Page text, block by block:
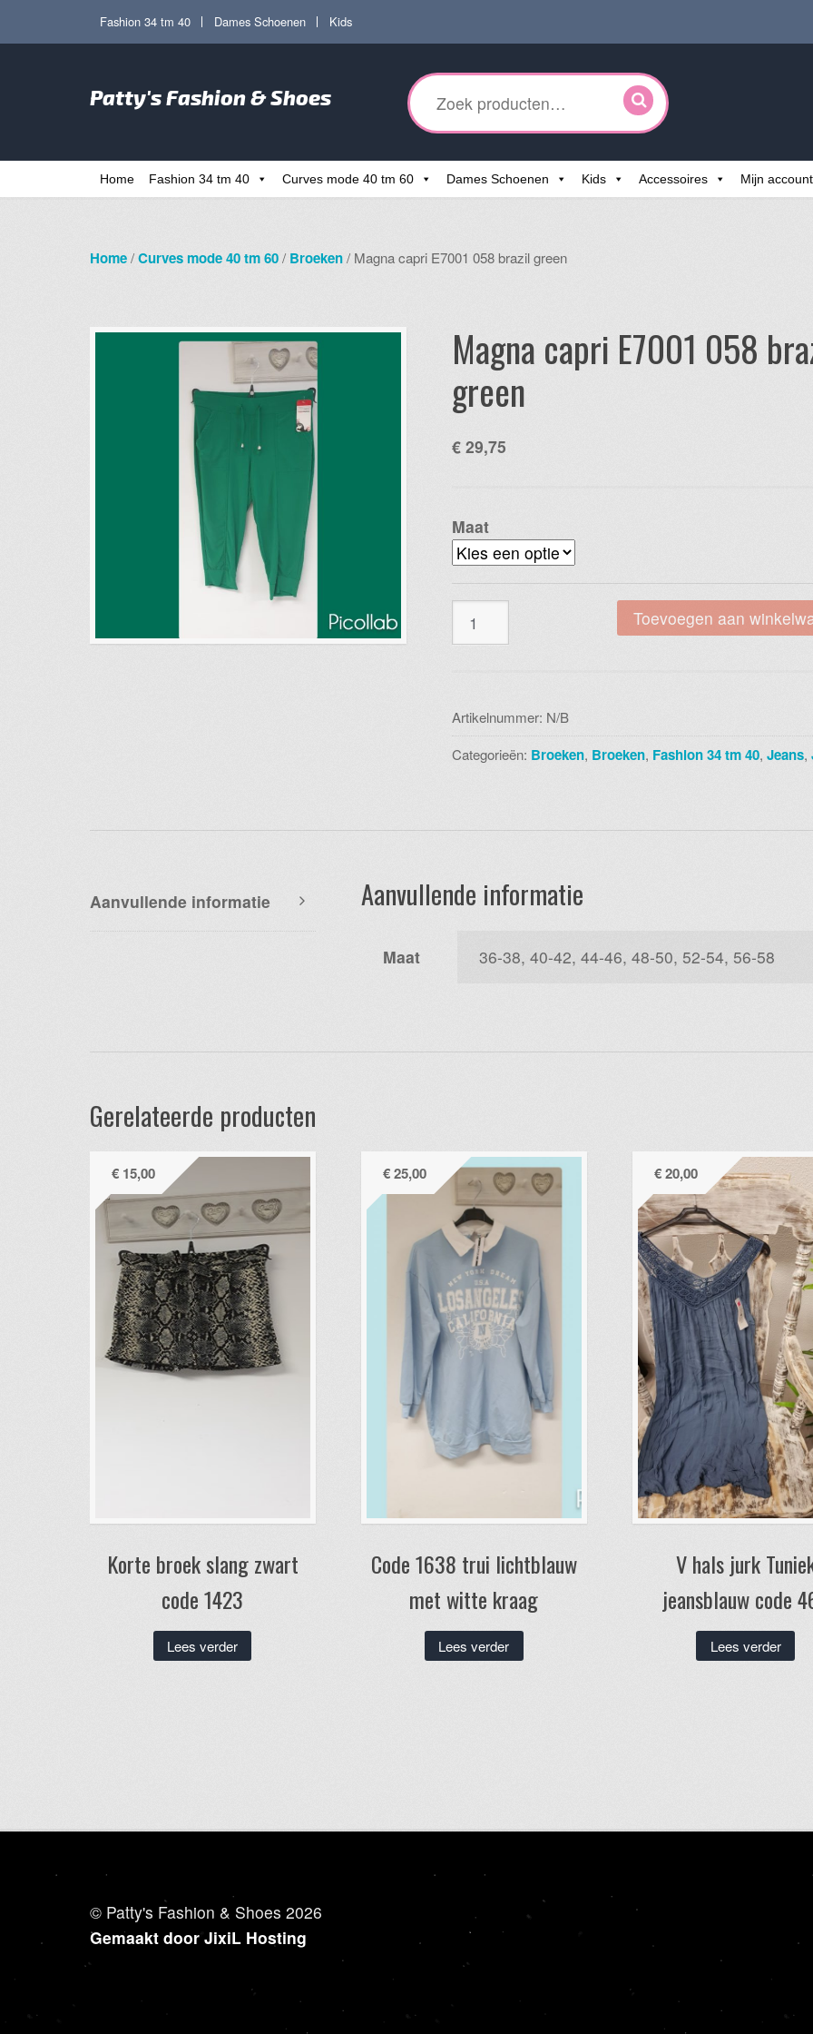
Ga
navigatie
Ga
de
inhoud
Fashion 34 tm 40 Dames Schoenen Kids
Patty's Fashion & Shoes
Zoeken
naar:
Home Fashion 34 tm 40 Curves mode 40 tm 60 Dames Schoenen Kids Accessoires Mijn account
Home/Curves mode 40 tm 60/ Broeken/ Magna capri E7001 058 brazil green
Magna capri E7001 058
green
€29,75
Maat
capri
brazil
green
aantal
Toevoegen aan
Artikelnummer: N/B
Categorieën: Broeken, Broeken, Fashion 34 tm 40, Jeans,
Aanvullende informatie Aanvullende informatie
Maat 36-38, 40-42, 44-46, 48-50, 52-54, 56-58
Gerelateerde producten
Korte broek slang zwart
code 1423
€ 15,00
Lees verder
Code 1638 trui lichtblauw
met witte kraag
€25,00
Lees verder
V hals jurk
jeansblauw code
€20,00
Lees verder
© Patty's Fashion & Shoes 2026
Gemaakt door JixiL Hosting